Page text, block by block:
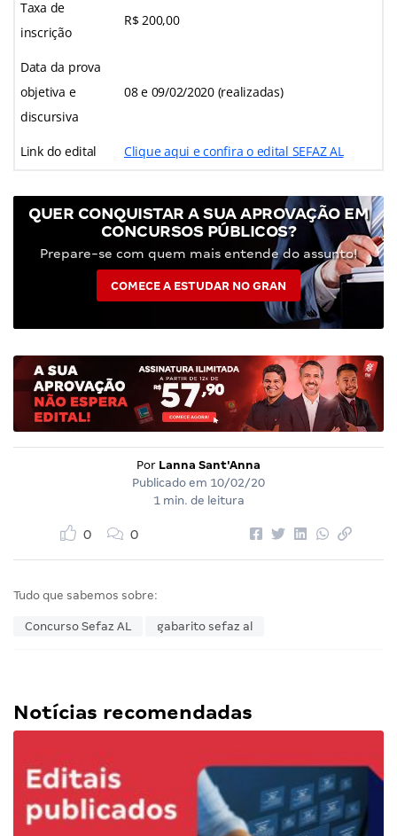
Taxa de
inscrição
R$ 200,00
Data da prova
objetiva e
discursiva
08 e 09/02/2020 (realizadas)
Link do edital Clique aqui e confira o edital SEFAZ AL
QUER CONQUISTAR A SUA APROVAÇÃO EM
CONCURSOS PÚBLICOS?
Prepare-se com quem mais entende do assunto!
COMECE A ESTUDAR NO GRAN
Por Lanna Sant'Anna
Publicado em 10/02/20
1 min. de leitura
0 0
Tudo que sabemos sobre:
Concurso Sefaz AL gabarito sefaz al
Notícias recomendadas